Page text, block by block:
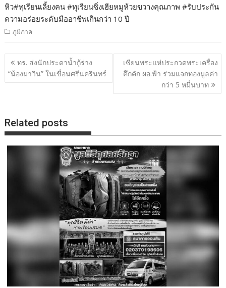
หิว#ทุเรียนเลี้ยงคน #ทุเรียนซิ่งเฮียหมูห้วยขวางคุณภาพ #รับประกัน
ความอร่อยระดับมืออาชีพเกินกว่า 10 ปี
ภูมิภาค
แนะแนว
เรื่อง
ทร. ส่งนักประดาน้ำกู้ร่าง
“น้องมาวิน” ในเขื่อนศรีนครินทร์
เซียนพระแห่ประกวดพระเครื่อง
คึกคัก ผอ.ฟ้า ร่วมแจกทองมูลค่า
กว่า 5 หมื่นบาท
Related posts